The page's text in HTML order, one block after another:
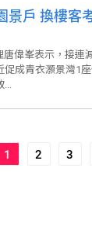
景戶 換樓客
偉峯表示，接連
成青衣灝景灣1
1 2 3